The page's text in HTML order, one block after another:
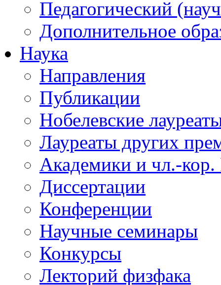
Педагогический
Дополнительное
Наука
Направления
Публикации
Нобелевские
Лауреаты других
Академики и чл.-
Диссертации
Конференции
Научные семинары
Конкурсы
Лекторий физфака